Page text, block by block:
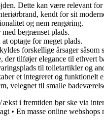
Dette kan være relevant
kendt for sit
og nem rengøring.
begrænset plads.
optage for meget plads.
forskellige årsager såsom
der tilføjer elegance til ethvert
til toiletartikler og
et integreret og funktionelt
velegnet til smalle
i fremtiden bør ske via
• En masse online webshops